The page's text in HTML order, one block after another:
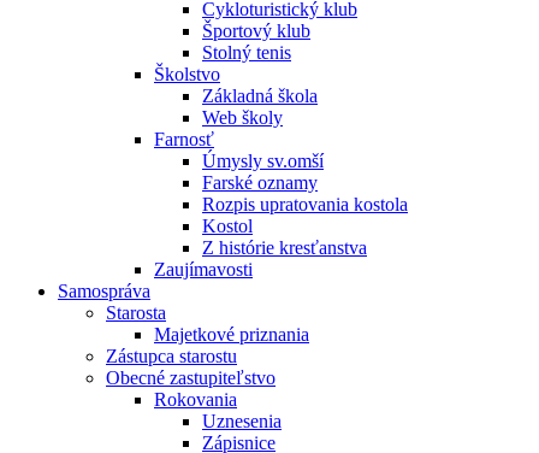
Cykloturistický klub
Športový klub
Stolný tenis
Školstvo
Základná škola
Web školy
Farnosť
Úmysly sv.omší
Farské oznamy
Rozpis upratovania kostola
Kostol
Z histórie kresťanstva
Zaujímavosti
Samospráva
Starosta
Majetkové priznania
Zástupca starostu
Obecné zastupiteľstvo
Rokovania
Uznesenia
Zápisnice